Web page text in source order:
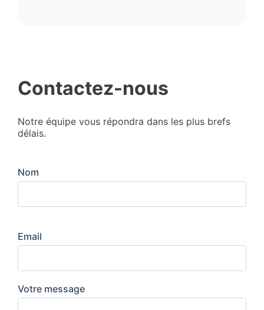
Contactez-nous
Notre équipe vous répondra dans les plus brefs
délais.
Nom
Email
Votre message